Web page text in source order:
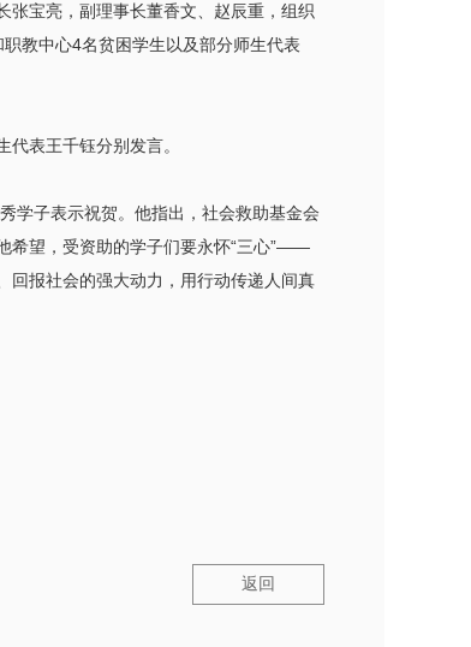
张宝亮，副理事长董香文、赵辰重，组织
教中心4名贫困学生以及部分师生代表
表王千钰分别发言。
学子表示祝贺。他指出，社会救助基金会
希望，受资助的学子们要永怀“三心”——
回报社会的强大动力，用行动传递人间真
返回